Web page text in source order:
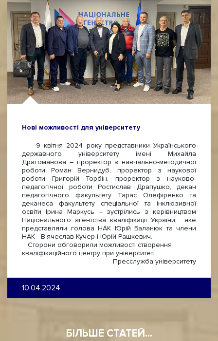
Нові можливості для університету
9 квітня 2024 року представники Українського
державного університету імені Михайла
Драгоманова – проректор з навчально-методичної
роботи Роман Вернидуб, проректор з наукової
роботи Григорій Торбін, проректор з науково-
педагогічної роботи Ростислав Драпушко, декан
педагогічного факультету Тарас Олефіренко та
деканеса факультету спеціальної та інклюзивної
освіти Ірина Маркусь – зустрілись з керівництвом
Національного агентства кваліфікації України, яке
представляли голова НАК Юрій Баланюк та члени
НАК - В'ячеслав Кучер і Юрій Рашкевич.
Сторони обговорили можливості створення
кваліфікаційного центру при університеті.
Пресслужба університету
10.04.2024
БІЛЬШЕ СТАТЕЙ...